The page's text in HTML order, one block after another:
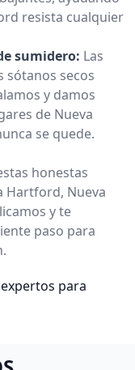
resista cualquier
sumidero: Las
sótanos secos
y damos
de Nueva
se quede.
honestas
Hartford, Nueva
y te
paso para
para